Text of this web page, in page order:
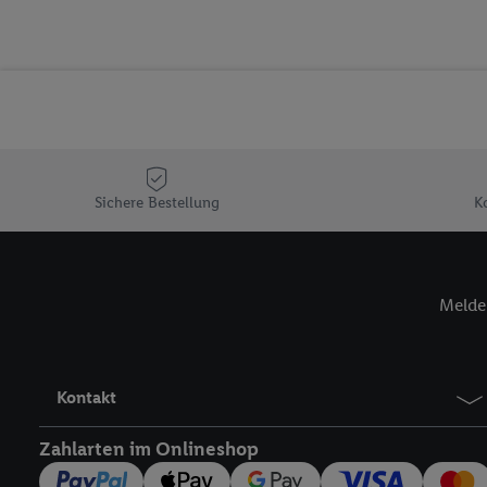
Sichere Bestellung
Kontakt
Zahlarten im Onlineshop
Plus-Konto einloggen,
Verantwortlichkeit mit
können, um Sie in
Hierzu wird von uns
Adresse in
den Lidl-Diensten
Wenn das der Fall ist,
Kundenkonto-
verwenden, um Sie
Insbesondere können
werden, damit wir
widerrufen - jederzeit